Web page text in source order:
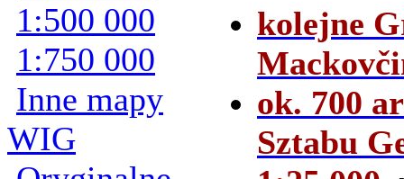
1:500 000
1:750 000
Inne mapy
WIG
kolejne
ok. 700
Sztabu